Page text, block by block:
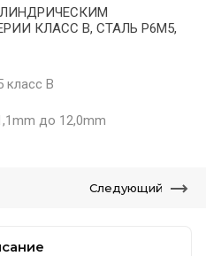
КЛАСС В, СТАЛЬ Р6М5,
класс В
до 12,0mm
Следующий